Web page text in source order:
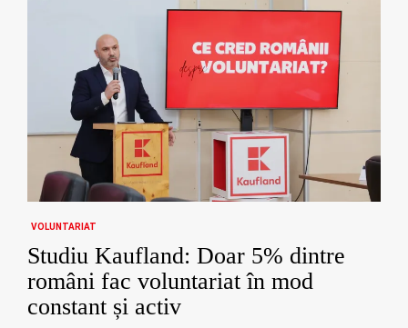
VOLUNTARIAT
Studiu Kaufland: Doar 5% dintre
români fac voluntariat în mod
constant și activ